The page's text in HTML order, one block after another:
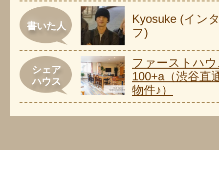
書いた人
Kyosuke (イン
フ)
シェア
ハウス
ファーストハ
100+a（渋谷直
物件♪）